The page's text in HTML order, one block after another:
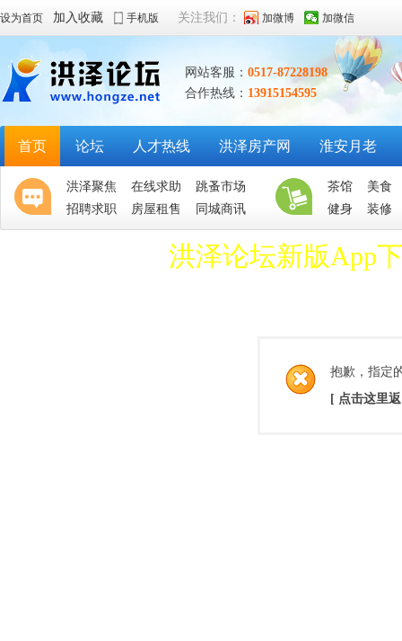
设为首页 加入收藏 手机版 关注我们： 加微博 加微信
网站客服： 0517-87228198
合作热线： 13915154595
首页 论坛 人才热线 洪泽房产网 淮安月老
洪泽聚焦 在线求助
跳蚤市场
招聘求职
房屋租售 同城商讯
茶馆
美食
健身
装修
洪泽论坛新版App
抱歉，指定
[ 点击这里